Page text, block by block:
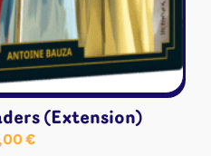
(Extension)
€